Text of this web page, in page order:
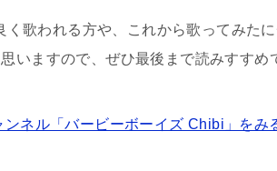
く歌われる方や、これから歌ってみた
いますので、ぜひ最後まで読みすすめ
ンネル「バービーボーイズ Chibi」をみ